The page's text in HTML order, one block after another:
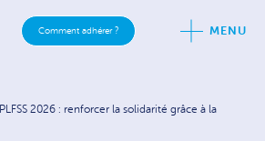
MENU
Comment adhérer ?
PLFSS 2026 : renforcer la solidarité grâce à la